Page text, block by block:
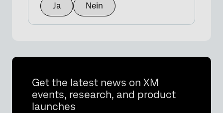
Ja
Nein
Get the latest news on XM
events, research, and product
launches